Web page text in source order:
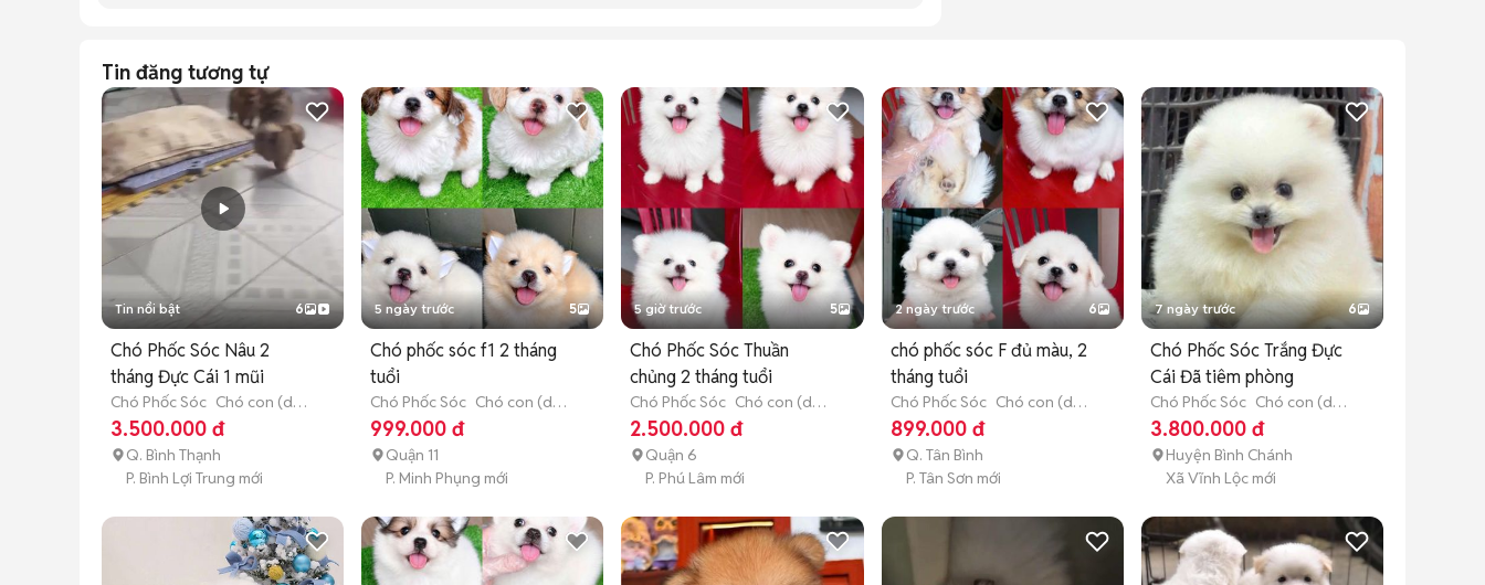
Tin đăng tương tự
Tin nổi bật 6
Chó Phốc Sóc Nâu 2
tháng Đực Cái 1 mũi
Chó Phốc Sóc Chó con (dưới
3 tháng tuổi)
3.500.000 đ
Q. Bình Thạnh
P. Bình Lợi Trung mới
5 ngày trước 5
Chó phốc sóc f1 2 tháng
tuổi
Chó Phốc Sóc Chó con (dưới
3 tháng tuổi)
999.000 đ
Quận 11
P. Minh Phụng mới
5 giờ trước 5
Chó Phốc Sóc Thuần
chủng 2 tháng tuổi
Chó Phốc Sóc Chó con (dưới
3 tháng tuổi)
2.500.000 đ
Quận 6
P. Phú Lâm mới
2 ngày trước 6
chó phốc sóc F đủ màu, 2
tháng tuổi
Chó Phốc Sóc Chó con (dưới
3 tháng tuổi)
899.000 đ
Q. Tân Bình
P. Tân Sơn mới
7 ngày trước 6
Chó Phốc Sóc Trắng Đực
Cái Đã tiêm phòng
Chó Phốc Sóc Chó con (dưới
3 tháng tuổi)
3.800.000 đ
Huyện Bình Chánh
Xã Vĩnh Lộc mới